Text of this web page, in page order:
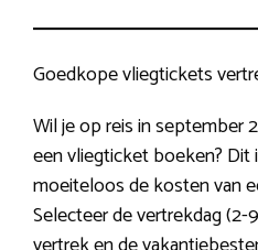
Goedkope vliegtickets
Wil je op reis in september
een vliegticket boeken?
moeiteloos de kosten van
Selecteer de vertrekdag